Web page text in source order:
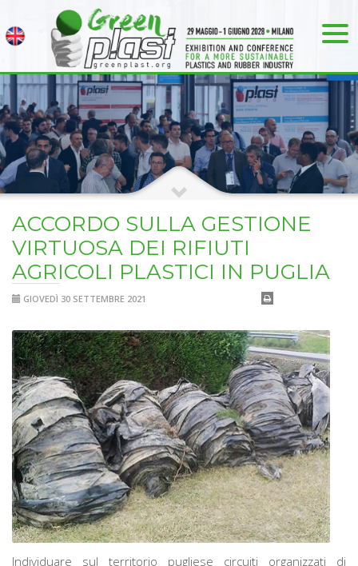
ACCORDO SULLA GESTIONE
VIRTUOSA DEI RIFIUTI
AGRICOLI PLASTICI IN PUGLIA
GIOVEDÌ 30 SETTEMBRE 2021
Individuare sul territorio pugliese circuiti organizzati di